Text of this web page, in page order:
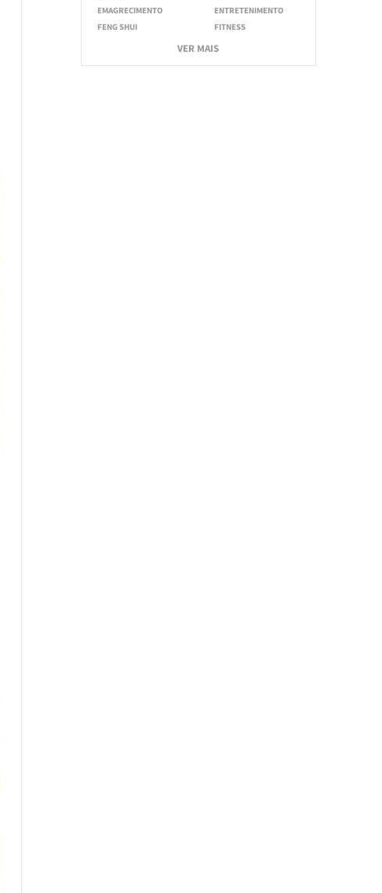
EMAGRECIMENTO
ENTRETENIMENTO
FENG SHUI
FITNESS
VER MAIS